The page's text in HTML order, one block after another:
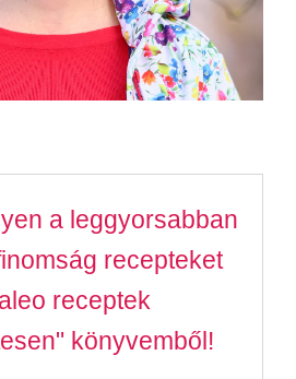
a leggyorsabban
recepteket
receptek
könyvemből!